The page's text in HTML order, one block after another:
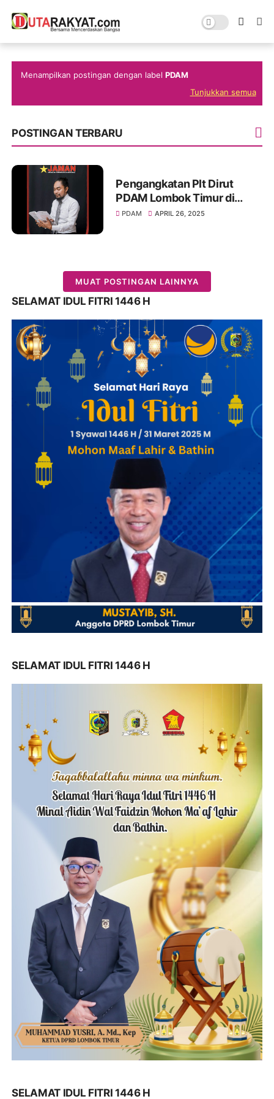
Menampilkan postingan dengan labelPDAM
Tunjukkan semua
POSTINGAN TERBARU
Pengangkatan Plt Dirut
PDAM Lombok Timur di
Bawah Usia 35 Tahun
PDAM APRIL 26, 2025
MUAT POSTINGAN LAINNYA
SELAMAT IDUL FITRI 1446 H
SELAMAT IDUL FITRI 1446 H
SELAMAT IDUL FITRI 1446 H